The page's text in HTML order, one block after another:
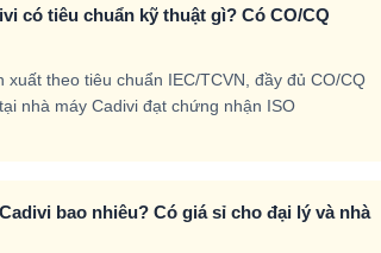
có tiêu chuẩn kỹ thuật gì? Có CO/CQ
theo tiêu chuẩn IEC/TCVN, đầy đủ CO/CQ
nhà máy Cadivi đạt chứng nhận ISO
bao nhiêu? Có giá sỉ cho đại lý và nhà